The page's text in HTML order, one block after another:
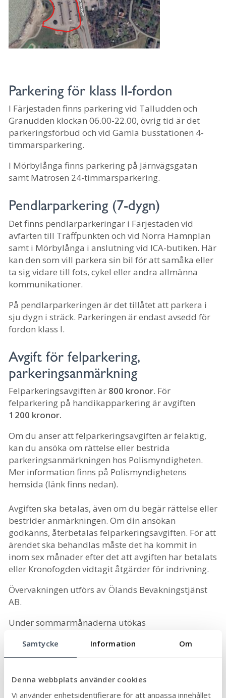
Samtycke Information Om
Denna webbplats använder cookies
Vi använder enhetsidentifierare för att anpassa innehållet
Parkering för klass II-fordon
I Färjestaden finns parkering vid Talludden och
Granudden klockan 06.00-22.00, övrig tid är det
parkeringsförbud och vid Gamla busstationen 4-
timmarsparkering.
I Mörbylånga finns parkering på Järnvägsgatan
samt Matrosen 24-timmarsparkering.
Pendlarparkering (7-dygn)
Det finns pendlarparkeringar i Färjestaden vid
avfarten till Träffpunkten och vid Norra Hamnplan
samt i Mörbylånga i anslutning vid ICA-butiken. Här
kan den som vill parkera sin bil för att samåka eller
ta sig vidare till fots, cykel eller andra allmänna
kommunikationer.
På pendlarparkeringen är det tillåtet att parkera i
sju dygn i sträck. Parkeringen är endast avsedd för
fordon klass I.
Avgift för felparkering,
parkeringsanmärkning
Felparkeringsavgiften är 800 kronor. För
felparkering på handikapparkering är avgiften
1 200 kronor.
Om du anser att felparkeringsavgiften är felaktig,
kan du ansöka om rättelse eller bestrida
parkeringsanmärkningen hos Polismyndigheten.
Mer information finns på Polismyndighetens
hemsida (länk finns nedan).
Avgiften ska betalas, även om du begär rättelse eller
bestrider anmärkningen. Om din ansökan
godkänns, återbetalas felparkeringsavgiften. För att
ärendet ska behandlas måste det ha kommit in
inom sex månader efter det att avgiften har betalats
eller Kronofogden vidtagit åtgärder för indrivning.
Övervakningen utförs av Ölands Bevakningstjänst
AB.
Under sommarmånaderna utökas
Mörbylånga.
Parkering längs gata och på
grönområden